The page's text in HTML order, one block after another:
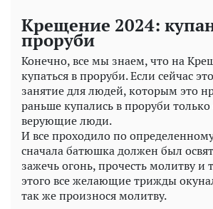
Крещение 2024:
проруби
Конечно, все мы знаем, что на
купаться в проруби. Если сейчас
занятие для людей, которым это
раньше купались в проруби
верующие люди.
И все проходило по
сначала батюшка должен был
зажечь огонь, прочесть молитву и
этого все желающие трижды
так же произнося молитву.